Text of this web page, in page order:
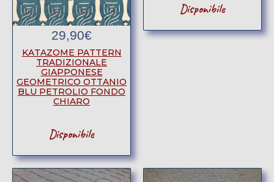
29,90€
KATAZOME PATTERN
TRADIZIONALE
GIAPPONESE
GEOMETRICO OTTANIO
BLU PETROLIO FONDO
CHIARO
Disponibile
Disponibile